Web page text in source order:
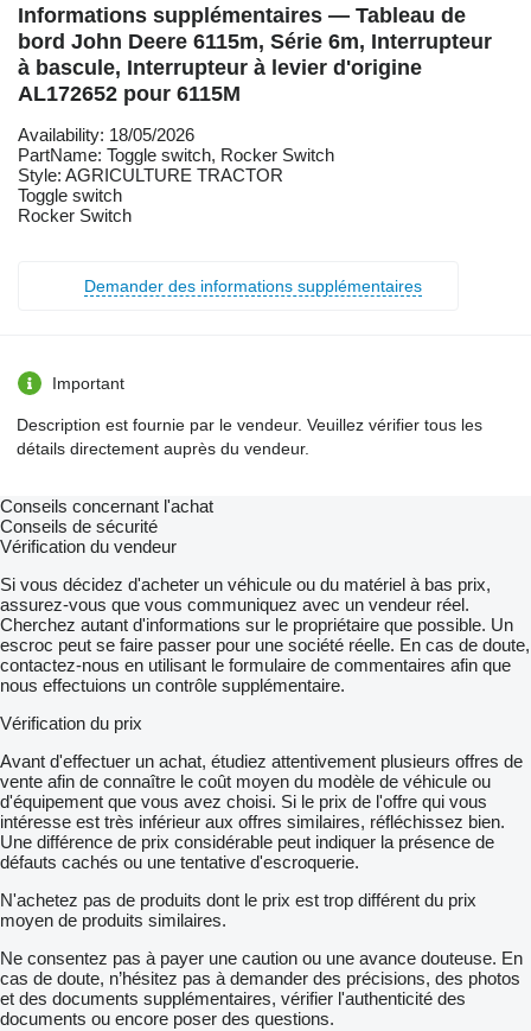
Informations supplémentaires — Tableau de
bord John Deere 6115m, Série 6m, Interrupteur
à bascule, Interrupteur à levier d'origine
AL172652 pour 6115M
Availability: 18/05/2026
PartName: Toggle switch, Rocker Switch
Style: AGRICULTURE TRACTOR
Toggle switch
Rocker Switch
Demander des informations supplémentaires
Important
Description est fournie par le vendeur. Veuillez vérifier tous les
détails directement auprès du vendeur.
Conseils concernant l'achat
Conseils de sécurité
Vérification du vendeur
Si vous décidez d'acheter un véhicule ou du matériel à bas prix,
assurez-vous que vous communiquez avec un vendeur réel.
Cherchez autant d'informations sur le propriétaire que possible. Un
escroc peut se faire passer pour une société réelle. En cas de doute,
contactez-nous en utilisant le formulaire de commentaires afin que
nous effectuions un contrôle supplémentaire.
Vérification du prix
Avant d'effectuer un achat, étudiez attentivement plusieurs offres de
vente afin de connaître le coût moyen du modèle de véhicule ou
d'équipement que vous avez choisi. Si le prix de l'offre qui vous
intéresse est très inférieur aux offres similaires, réfléchissez bien.
Une différence de prix considérable peut indiquer la présence de
défauts cachés ou une tentative d'escroquerie.
N'achetez pas de produits dont le prix est trop différent du prix
moyen de produits similaires.
Ne consentez pas à payer une caution ou une avance douteuse. En
cas de doute, n’hésitez pas à demander des précisions, des photos
et des documents supplémentaires, vérifier l'authenticité des
documents ou encore poser des questions.